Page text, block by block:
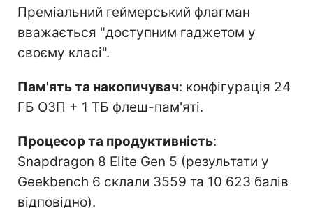
Преміальний геймерський флагман
вважається "доступним гаджетом у
своєму класі".
Пам'ять та накопичувач: конфігурація 24
ГБ ОЗП + 1 ТБ флеш-пам'яті.
Процесор та продуктивність:
Snapdragon 8 Elite Gen 5 (результати у
Geekbench 6 склали 3559 та 10 623 балів
відповідно).